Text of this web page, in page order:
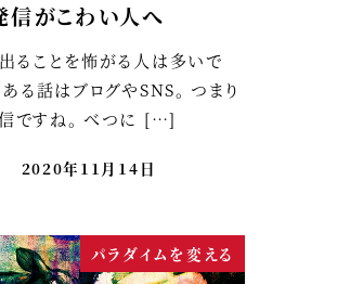
信がこわい人へ
出ることを怖がる人は多いで
ある話はブログやSNS。 つまり
ですね。 べつに […]
2020年11月14日
パラダイムを変える